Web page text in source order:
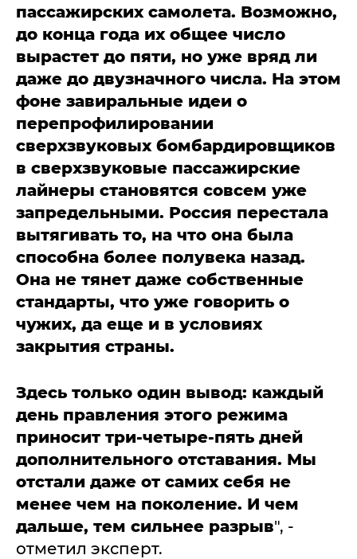
пассажирских самолета. Возможно,
до конца года их общее число
вырастет до пяти, но уже вряд ли
даже до двузначного числа. На этом
фоне завиральные идеи о
перепрофилировании
сверхзвуковых бомбардировщиков
в сверхзвуковые пассажирские
лайнеры становятся совсем уже
запредельными. Россия перестала
вытягивать то, на что она была
способна более полувека назад.
Она не тянет даже собственные
стандарты, что уже говорить о
чужих, да еще и в условиях
закрытия страны.
Здесь только один вывод: каждый
день правления этого режима
приносит три-четыре-пять дней
дополнительного отставания. Мы
отстали даже от самих себя не
менее чем на поколение. И чем
дальше, тем сильнее разрыв", -
отметил эксперт.